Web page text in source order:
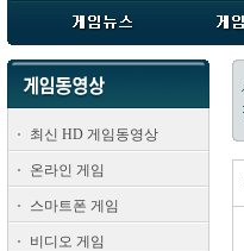
최신 HD 게임동영상
온라인 게임
스마트폰 게임
비디오 게임